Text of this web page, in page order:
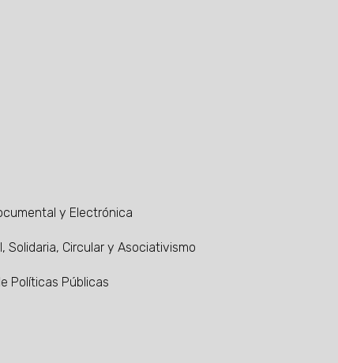
y Electrónica
Solidaria, Circular y Asociativismo
Políticas Públicas